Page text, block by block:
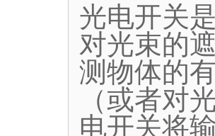
光电开关
对光束的
测物体的
（或者对
电开关将